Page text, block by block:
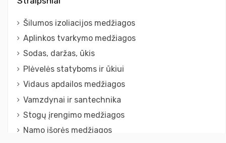
Šilumos izoliacijos medžiagos
Aplinkos tvarkymo medžiagos
Sodas, daržas, ūkis
Plėvelės statyboms ir ūkiui
Vidaus apdailos medžiagos
Vamzdynai ir santechnika
Stogų įrengimo medžiagos
Namo išorės medžiagos